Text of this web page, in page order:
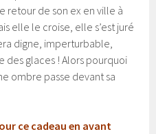
retour de son ex en ville à
elle le croise, elle s’est juré
digne, imperturbable,
glaces ! Alors pourquoi
ombre passe devant sa
ce cadeau en avant